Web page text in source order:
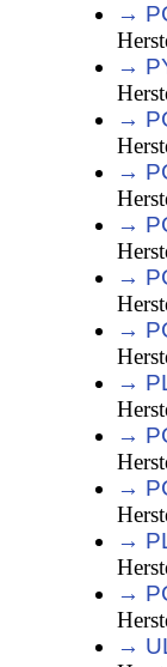
→
→
→
→
→
→
→
→
→
→
→
→
→